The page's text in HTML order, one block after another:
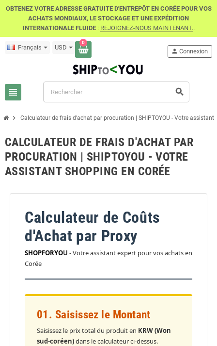
OBTENEZ VOTRE ADRESSE GRATUITE D'ENTREPÔT EN CORÉE POUR VOS
ACHATS MONDIAUX, LE STOCKAGE ET UNE EXPÉDITION
INTERNATIONALE FLUIDE: REJOIGNEZ-NOUS MAINTENANT..
Français USD
0
view_headline search
person Connexion
chevron_right Calculateur de frais d'achat par procuration | SHIPTOYOU - Votre assistant
CALCULATEUR DE FRAIS D'ACHAT PAR
PROCURATION | SHIPTOYOU - VOTRE
ASSISTANT SHOPPING EN CORÉE
Calculateur de Coûts
d'Achat par Proxy
SHOPFORYOU - Votre assistant expert pour vos achats en
Corée
01. Saisissez le Montant
Saisissez le prix total du produit en KRW (Won
sud-coréen)dans le calculateur ci-dessus.